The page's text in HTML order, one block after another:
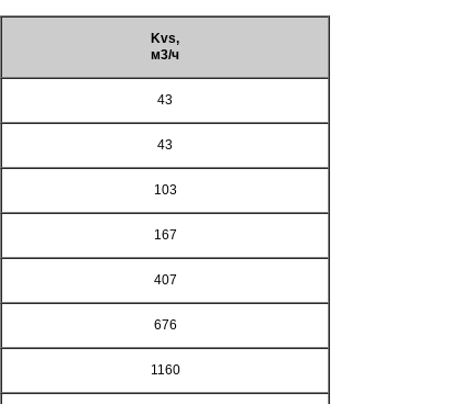
Kvs,
м3/ч
43
43
103
167
407
676
1160